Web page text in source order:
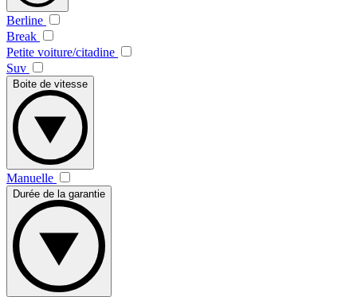
Berline
Break
Petite voiture/citadine
Suv
Boite de vitesse
Manuelle
Durée de la garantie